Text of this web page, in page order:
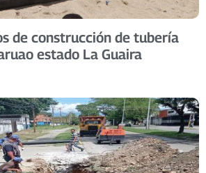
de construcción de tubería
estado La Guaira